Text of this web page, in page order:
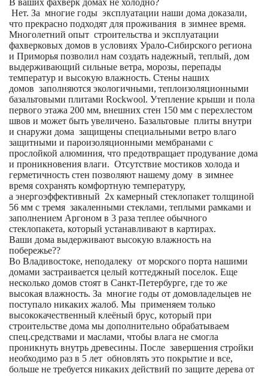
В ваших фахверк домах не холодно?
Нет. За многие годы эксплуатации наши дома доказали,
что прекрасно подходят для проживания в зимнее время.
Многолетний опыт строительства и эксплуатации
фахверковых домов в условиях Урало-Сибирского региона
и Приморья позволил нам создать надежный, теплый, дом
выдерживающий сильные ветра, морозы, перепады
температур и высокую влажность. Стены наших
домов заполняются экологичными, теплоизоляционными
базальтовыми плитами Rockwool. Утепление крыши и пола
первого этажа 200 мм, внешних стен 150 мм с перехлестом
швов и может быть увеличено. Базальтовые плиты внутри
и снаружи дома защищены специальными ветро влаго
защитными и пароизоляционными мембранами с
прослойкой алюминия, что предотвращает продувание дома
и проникновения влаги. Отсутствие мостиков холода и
герметичность стен позволяют нашему дому в зимнее
время сохранять комфортную температуру,
а энергоэффективный 2х камерный стеклопакет толщиной
56 мм с тремя закаленными стеклами, теплыми рамками и
заполнением Аргоном в 3 раза теплее обычного
стеклопакета, который устанавливают в картирах.
Ваши дома выдерживают высокую влажность на
побережье??
Во Владивостоке, неподалеку от морского порта нашими
домами застраивается целый коттеджный поселок. Еще
несколько домов стоят в Санкт-Петербурге, где то же
высокая влажность. За многие годы от домовладельцев не
поступало никаких жалоб. Мы применяем только
высококачественный клеёный брус, который при
строительстве дома мы дополнительно обрабатываем
спец.средствами и маслами, чтобы влага не смогла
проникнуть внутрь древесины. После завершения стройки
необходимо раз в 5 лет обновлять это покрытие и все,
больше не требуется никаких действий по защите дерева от